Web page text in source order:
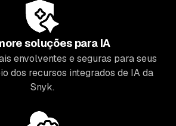
soluções para IA
envolventes e seguras para seus
dos recursos integrados de IA da
Snyk.